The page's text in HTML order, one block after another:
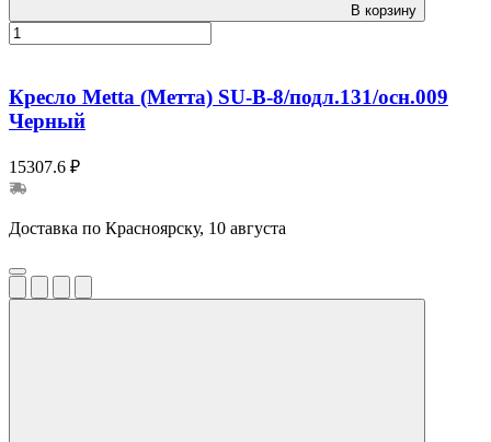
В корзину
Кресло Metta (Метта) SU-B-8/подл.131/осн.009
Черный
15307.6 ₽
Доставка по Красноярску, 10 августа